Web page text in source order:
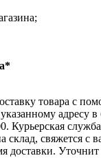
товара с
адресу
Курьерская
склад, свяжется с
доставки. Уточнит